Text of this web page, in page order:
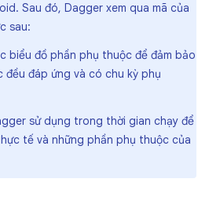
Sau đó, Dagger xem qua mã của
sau:
biểu đồ phần phụ thuộc để đảm bảo
đều đáp ứng và có chu kỳ phụ
sử dụng trong thời gian chạy để
tế và những phần phụ thuộc của